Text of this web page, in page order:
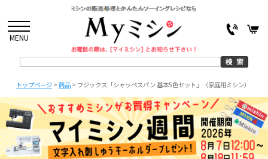
MENU
トップページ> 商品> フジックス「シャッペスパン 基本5色セット」（家庭用ミシン）